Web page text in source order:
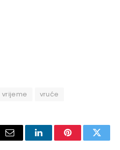
vrijeme vruće
Email LinkedInPinterest